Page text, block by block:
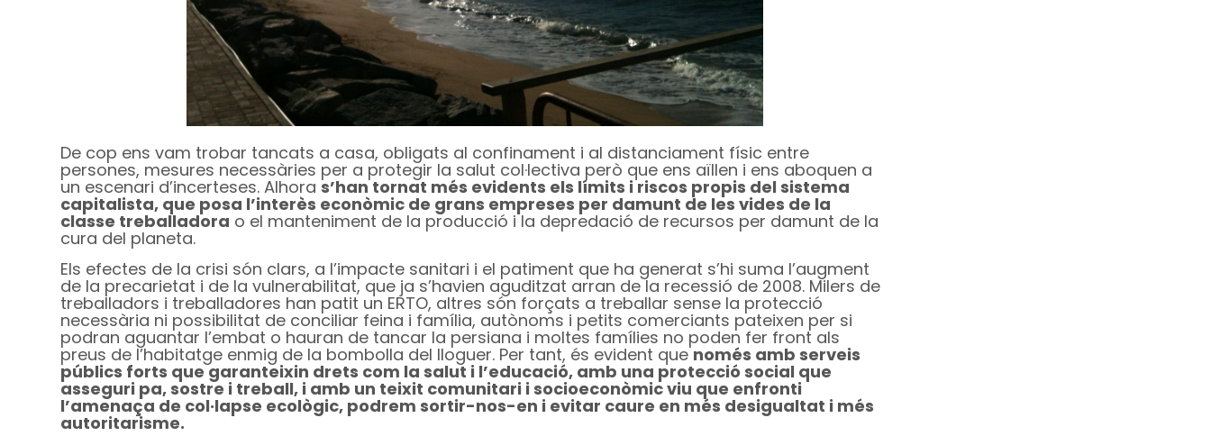
De cop ens vam trobar tancats a casa, obligats al confinament i al distanciament físic entre
persones, mesures necessàries per a protegir la salut col·lectiva però que ens aïllen i ens aboquen a
un escenari d’incerteses. Alhoras’han tornat més evidents els límits i riscos propis del sistema
capitalista, que posa l’interès econòmic de grans empreses per damunt de les vides de la
classe treballadora o el manteniment de la producció i la depredació de recursos per damunt de la
cura del planeta.
Els efectes de la crisi són clars, a l’impacte sanitari i el patiment que ha generat s’hi suma l’augment
de la precarietat i de la vulnerabilitat, que ja s’havien aguditzat arran de la recessió de 2008. Milers de
treballadors i treballadores han patit un ERTO, altres són forçats a treballar sense la protecció
necessària ni possibilitat de conciliar feina i família, autònoms i petits comerciants pateixen per si
podran aguantar l’embat o hauran de tancar la persiana i moltes famílies no poden fer front als
preus de l’habitatge enmig de la bombolla del lloguer. Per tant, és evident quenomés amb serveis
públics forts que garanteixin drets com la salut i l’educació, amb una protecció social que
asseguri pa, sostre i treball, i amb un teixit comunitari i socioeconòmic viu que enfronti
l’amenaça de col·lapse ecològic, podrem sortir-nos-en i evitar caure en més desigualtat i més
autoritarisme.